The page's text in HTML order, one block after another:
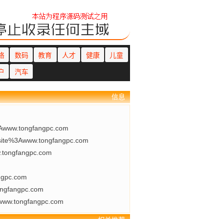
数码 教育 人才 健康 儿童
汽车
信息